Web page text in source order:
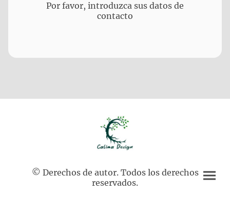
Por favor, introduzca sus datos de
contacto
© Derechos de autor. Todos los derechos
reservados.